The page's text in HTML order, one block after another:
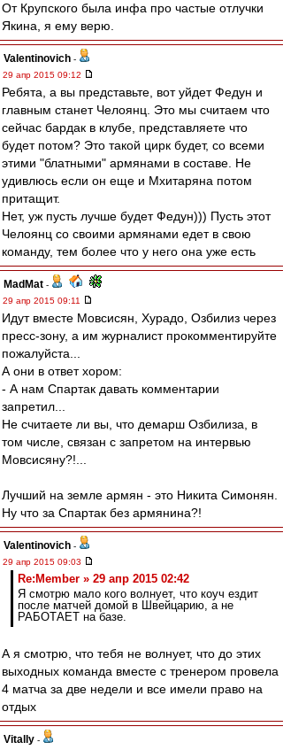
От Крупского была инфа про частые отлучки
Якина, я ему верю.
Valentinovich -
29 апр 2015 09:12
Ребята, а вы представьте, вот уйдет Федун и
главным станет Челоянц. Это мы считаем что
сейчас бардак в клубе, представляете что
будет потом? Это такой цирк будет, со всеми
этими "блатными" армянами в составе. Не
удивлюсь если он еще и Мхитаряна потом
притащит.
Нет, уж пусть лучше будет Федун))) Пусть этот
Челоянц со своими армянами едет в свою
команду, тем более что у него она уже есть
MadMat -
29 апр 2015 09:11
Идут вместе Мовсисян, Хурадо, Озбилиз через
пресс-зону, а им журналист прокомментируйте
пожалуйста...
А они в ответ хором:
- А нам Спартак давать комментарии
запретил...
Не считаете ли вы, что демарш Озбилиза, в
том числе, связан с запретом на интервью
Мовсисяну?!...
Лучший на земле армян - это Никита Симонян.
Ну что за Спартак без армянина?!
Valentinovich -
29 апр 2015 09:03
Re:Member » 29 апр 2015 02:42
Я смотрю мало кого волнует, что коуч ездит
после матчей домой в Швейцарию, а не
РАБОТАЕТ на базе.
А я смотрю, что тебя не волнует, что до этих
выходных команда вместе с тренером провела
4 матча за две недели и все имели право на
отдых
Vitally -